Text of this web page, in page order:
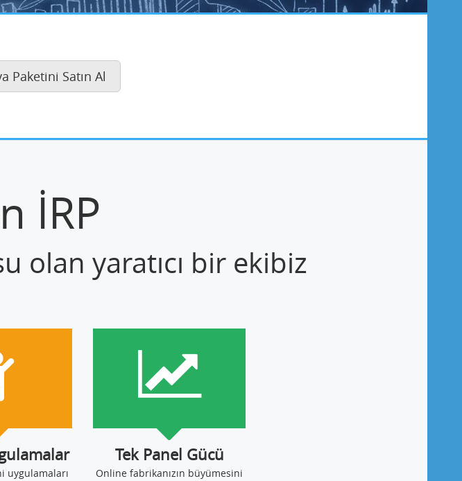
Paketini Satın Al
İRP
olan yaratıcı bir ekibiz
uygulamaları
Tek Panel Gücü
Online fabrikanızın büyümesini